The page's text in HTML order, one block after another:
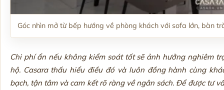
Góc nhìn mở từ bếp hướng về phòng khách với sofa lớn, bàn
Chi phí ẩn nếu không kiểm soát tốt sẽ ảnh hưởng nghiêm
hộ. Casara thấu hiểu điều đó và luôn đồng hành cùng
bạch, tận tâm và cam kết rõ ràng về ngân sách. Để được tư